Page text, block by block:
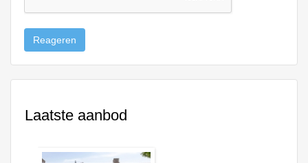
Reageren
Laatste aanbod